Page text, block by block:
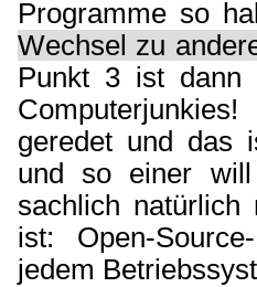
Programme so
Wechsel zu
Punkt 3 ist dann
geredet und das
und so einer
sachlich natürlich
ist: Open-
jedem